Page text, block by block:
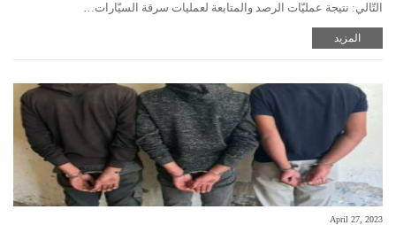
التّالي: نتيجة عمليّات الرصد والمتابعة لعمليات سرقة السيّارات…
المزيد
April 27, 2023